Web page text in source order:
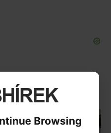
Browsing